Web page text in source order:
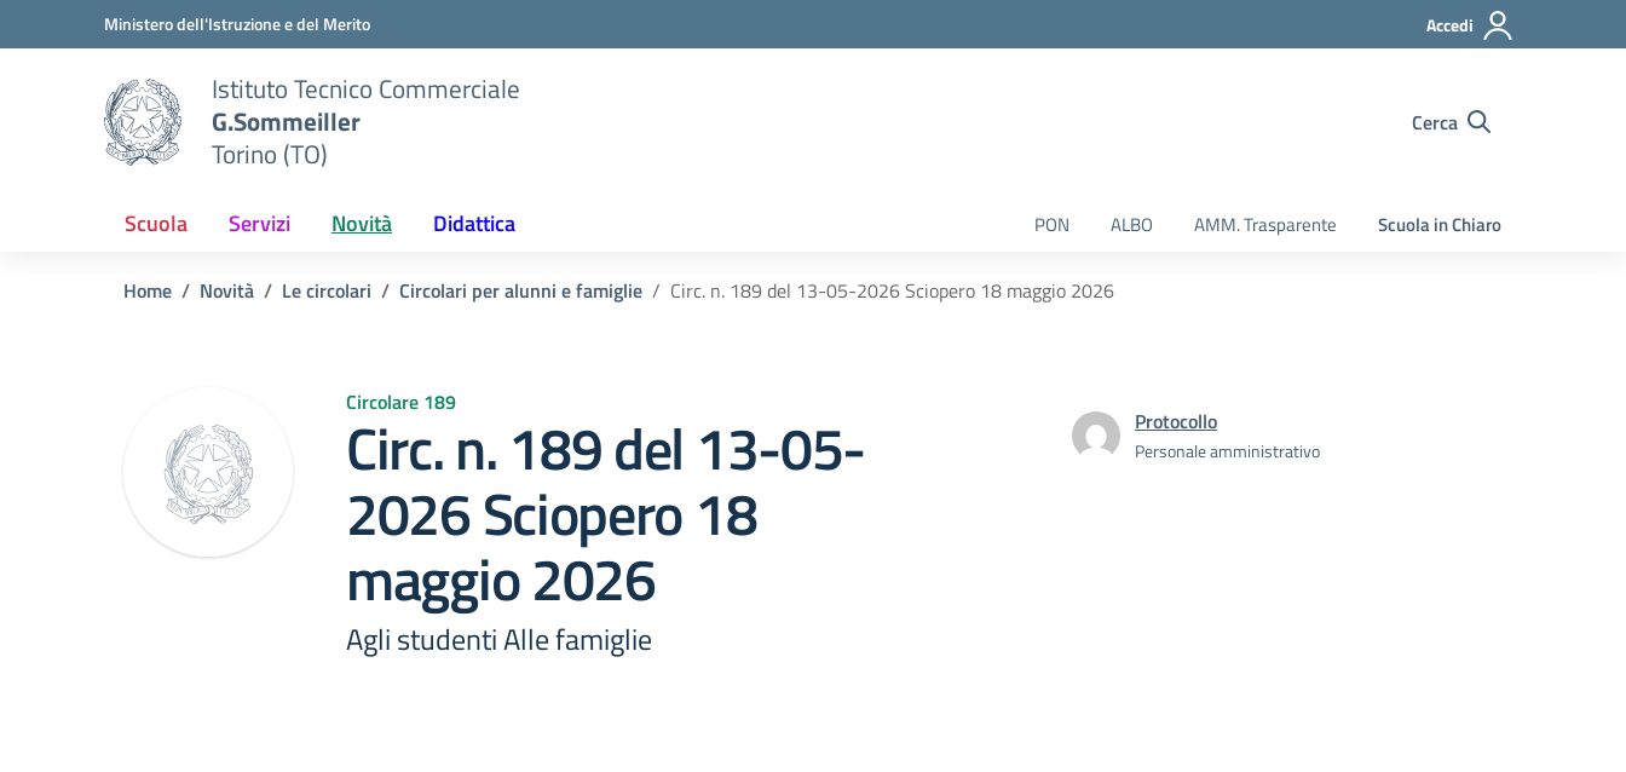
Vai ai contenuti
Vai al menu di navigazioneMinistero dell'Istruzione e del Merito Accedi
Istituto Tecnico Commerciale
G.Sommeiller
Torino (TO)
Cerca
Scuola Servizi Novità Didattica PON ALBO AMM. Trasparente Scuola in Chiaro
Home Novità Le circolari Circolari per alunni e famiglie Circ. n. 189 del 13-05-2026 Sciopero 18 maggio 2026
Circolare 189
Circ. n. 189 del 13-05-
2026 Sciopero 18
maggio 2026
Agli studenti Alle famiglie
Protocollo
Personale amministrativo